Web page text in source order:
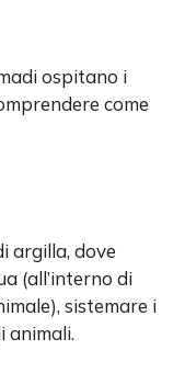
ospitano i
come
argilla, dove
(all’interno di
sistemare i
animali.